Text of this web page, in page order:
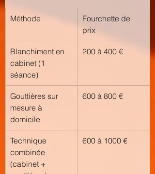
Méthode
Fourchette de
prix
Blanchiment en
cabinet (1
séance)
200 à 400 €
Gouttières sur
mesure à
domicile
600 à 800 €
Technique
combinée
(cabinet +
600 à 1000 €